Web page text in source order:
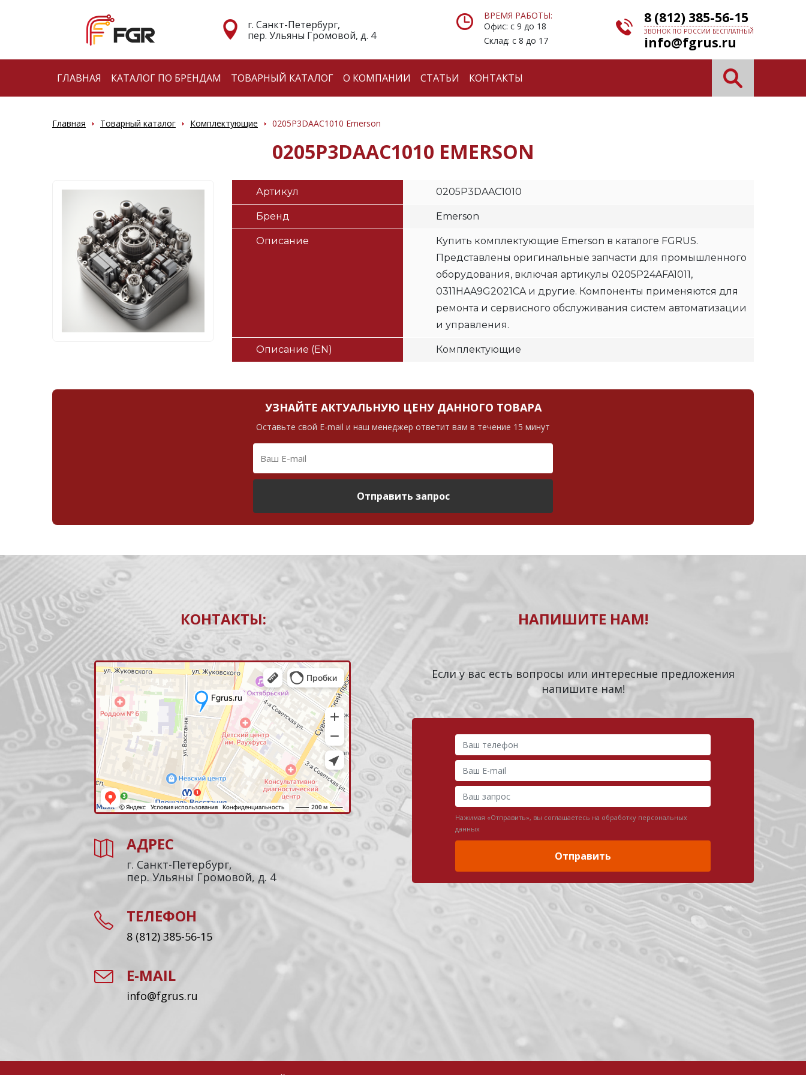
г. Санкт-Петербург,
пер. Ульяны Громовой, д. 4
ВРЕМЯ РАБОТЫ:
Офис: с 9 до 18
Склад: с 8 до 17
8 (812) 385-56-15
ЗВОНОК ПО РОССИИ БЕСПЛАТНЫЙ
info@fgrus.ru
ГЛАВНАЯ КАТАЛОГ ПО БРЕНДАМ ТОВАРНЫЙ КАТАЛОГ О КОМПАНИИ СТАТЬИ КОНТАКТЫ
Главная Товарный каталог Комплектующие 0205P3DAAC1010 Emerson
0205P3DAAC1010 EMERSON
Артикул 0205P3DAAC1010
Бренд Emerson
Описание
Купить комплектующие Emerson в каталоге FGRUS.
Представлены оригинальные запчасти для промышленного
оборудования, включая артикулы 0205P24AFA1011,
0311HAA9G2021CA и другие. Компоненты применяются для
ремонта и сервисного обслуживания систем автоматизации
и управления.
Описание (EN) Комплектующие
УЗНАЙТЕ АКТУАЛЬНУЮ ЦЕНУ ДАННОГО ТОВАРА
Оставьте свой E-mail и наш менеджер ответит вам в течение 15 минут
Отправить запрос
КОНТАКТЫ:
АДРЕС
г. Санкт-Петербург,
пер. Ульяны Громовой, д. 4
ТЕЛЕФОН
8 (812) 385-56-15
E-MAIL
info@fgrus.ru
НАПИШИТЕ НАМ!
Если у вас есть вопросы или интересные предложения
напишите нам!
Нажимая «Отправить», вы соглашаетесь на обработку персональных
данных
Отправить